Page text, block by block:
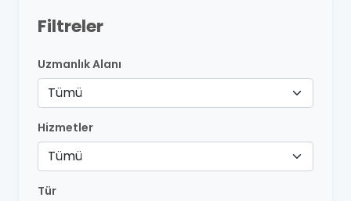
Filtreler
Uzmanlık Alanı
Tümü
Hizmetler
Tümü
Tür